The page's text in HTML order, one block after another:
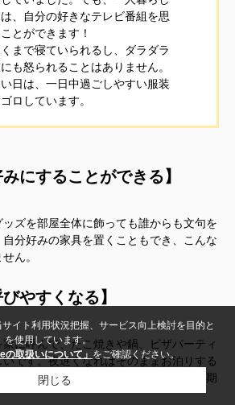
、自分の好きなテレビ番組を思
とができます！
まで寝ていられるし、ダラダラ
も怒られることはありません。
日は、一日中過ごしやすい服装
ロしています。
にすることができる】
ズを部屋全体に飾っても誰からも文句を
分好みの家具を置くこともでき、こんな
ん。
やすくなる】
に呼んで、たこ焼きや鍋、ピザパーティ
です。夜遅くなればそのままお泊りする
いる時の不安な気持ちが和らぐので定期
イト利用状況把握、サービス向上検討を目的と
を使用しています。
の取扱いについて」 をご確認ください。
閉じる